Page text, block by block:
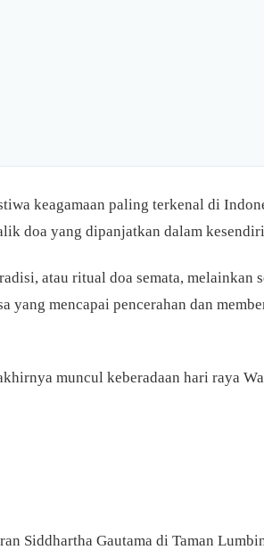
keagamaan paling terkenal di
doa yang dipanjatkan dalam
atau ritual doa semata,
yang mencapai pencerahan dan
muncul keberadaan hari raya
Siddhartha Gautama di Taman